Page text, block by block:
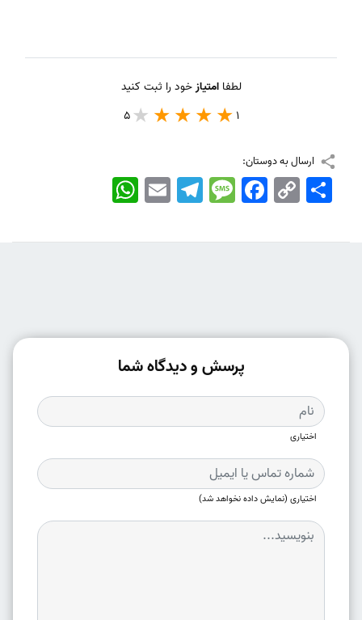
لطفاامتیازخود را ثبت کنید
1
5
ارسال به دوستان:
WhatsApp EmailTelegramMessageFacebook Copy
Link
اشتراک
پرسش و دیدگاه شما
اختیاری
اختیاری (نمایش داده نخواهد شد)